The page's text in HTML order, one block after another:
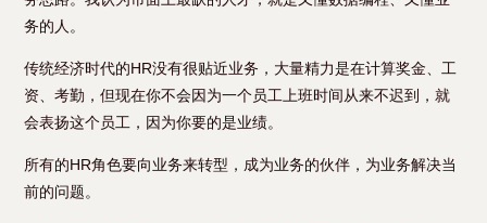
务的人。
传统经济时代的HR没有很贴近业务，大量精力是在计算奖金、工
资、考勤，但现在你不会因为一个员工上班时间从来不迟到，就
会表扬这个员工，因为你要的是业绩。
所有的HR角色要向业务来转型，成为业务的伙伴，为业务解决当
前的问题。